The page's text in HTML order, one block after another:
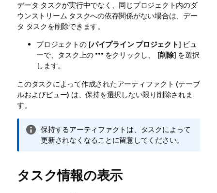
データ タスクが実行中でなく、同じプロジェクト内のダ
ウンストリーム タスクへの依存関係がない場合は、デー
タ タスクを削除できます。
プロジェクトの [パイプライン プロジェクト] ビュ
ーで、タスク上の
をクリックし、 [削除] を選択
します。
このタスクによって作成されたアーティファクト (テーブ
ルおよびビュー) は、保持を選択しない限り削除されま
す。
情
報
保持するアーティファクトは、タスクによって
更新されなくなることに留意してください。
タスク情報の表示